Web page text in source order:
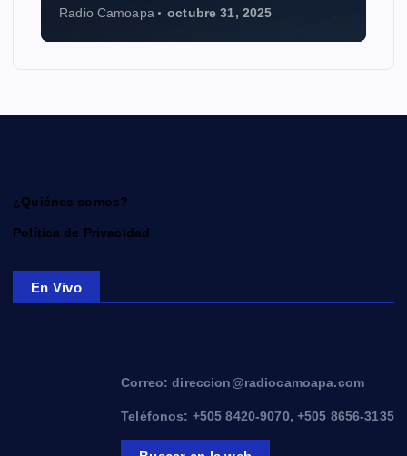
Radio Camoapa octubre 31, 2025
¿Quiénes somos?
Política de Privacidad
En Vivo
Correo: direccion@radiocamoapa.com
Teléfonos: +505 8420-9070, +505 8656-3135